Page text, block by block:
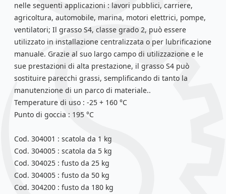
nelle seguenti applicazioni : lavori pubblici, carriere,
agricoltura, automobile, marina, motori elettrici, pompe,
ventilatori; Il grasso S4, classe grado 2, può essere
utilizzato in installazione centralizzata o per lubrificazione
manuale. Grazie al suo largo campo di utilizzazione e le
sue prestazioni di alta prestazione, il grasso S4 può
sostituire parecchi grassi, semplificando di tanto la
manutenzione di un parco di materiale..
Temperature di uso : -25 + 160 °C
Punto di goccia : 195 °C
Cod. 304001 : scatola da 1 kg
Cod. 304005 : scatola da 5 kg
Cod. 304025 : fusto da 25 kg
Cod. 304005 : fusto da 50 kg
Cod. 304200 : fusto da 180 kg